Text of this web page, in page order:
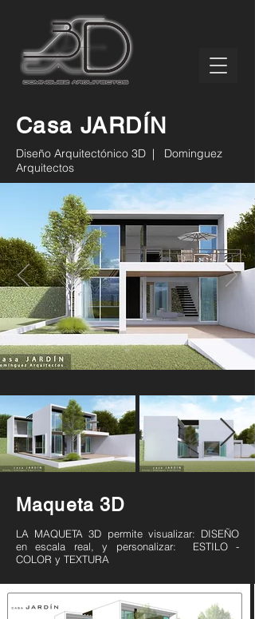
Casa JARDÍN
Diseño Arquitectónico 3D | Dominguez
Arquitectos
Maqueta 3D
LA MAQUETA 3D permite visualizar: DISEÑO
en escala real, y personalizar: ESTILO -
COLOR y TEXTURA